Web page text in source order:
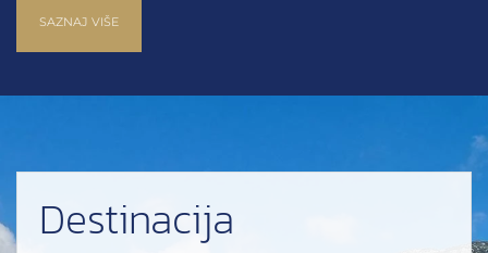
SAZNAJ VIŠE
Destinacija